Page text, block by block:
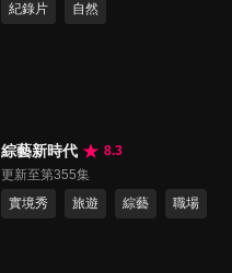
紀錄片 自然
綜藝新時代
8.3
更新至第355集
實境秀
旅遊 綜藝 職場